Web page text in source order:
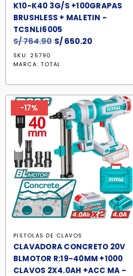
K10-K40 3G/S +100GRAPAS
BRUSHLESS + MALETIN -
TCSNLI6005
S/764.90 El
original
S/ 764.90.
S/650.20
S/ 650.20.
SKU: 25790
MARCA:TOTAL
-17%
PISTOLAS DE CLAVOS
CLAVADORA CONCRETO 20V
BLMOTOR R:19-40MM +1000
CLAVOS 2X4.0AH +ACC MA -